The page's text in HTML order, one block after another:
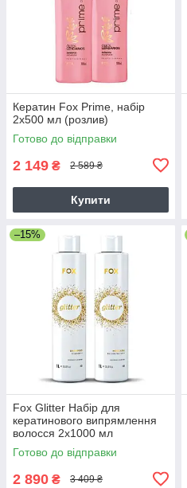
Кератин Fox Prime, набір
2х500 мл (розлив)
Готово до відправки
2 149 ₴ 2 589 ₴
Купити
–15%
Fox Glitter Набір для
кератинового випрямлення
волосся 2х1000 мл
Готово до відправки
2 890 ₴ 3 409 ₴